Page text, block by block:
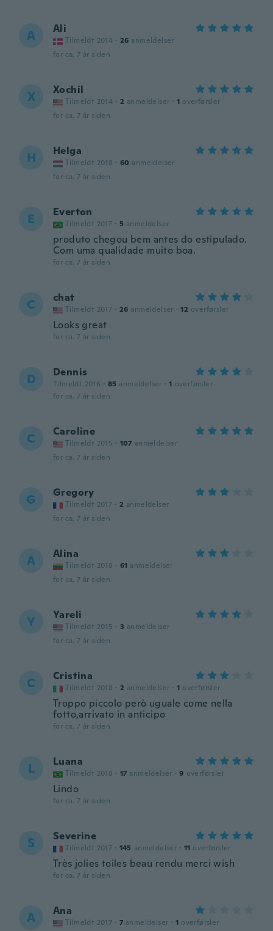
A Ali
Tilmeldt 2014 · 26 anmeldelser
for ca. 7 år siden
X Xochil
Tilmeldt 2014 · 2 anmeldelser · 1 overførsler
for ca. 7 år siden
H Helga
Tilmeldt 2018 · 60 anmeldelser
for ca. 7 år siden
E Everton
Tilmeldt 2017 · 5 anmeldelser
produto chegou bem antes do estipulado.
Com uma qualidade muito boa.
for ca. 7 år siden
C chat
Tilmeldt 2017 · 26 anmeldelser · 12 overførsler
Looks great
for ca. 7 år siden
D Dennis
Tilmeldt 2016 · 85 anmeldelser · 1 overførsler
for ca. 7 år siden
C Caroline
Tilmeldt 2015 · 107 anmeldelser
for ca. 7 år siden
G Gregory
Tilmeldt 2017 · 2 anmeldelser
for ca. 7 år siden
A Alina
Tilmeldt 2018 · 61 anmeldelser
for ca. 7 år siden
Y Yareli
Tilmeldt 2015 · 3 anmeldelser
for ca. 7 år siden
C Cristina
Tilmeldt 2018 · 2 anmeldelser · 1 overførsler
Troppo piccolo però uguale come nella
fotto,arrivato in anticipo
for ca. 7 år siden
L Luana
Tilmeldt 2018 · 17 anmeldelser · 9 overførsler
Lindo
for ca. 7 år siden
S Severine
Tilmeldt 2017 · 145 anmeldelser · 11 overførsler
Très jolies toiles beau rendu merci wish
for ca. 7 år siden
A Ana
Tilmeldt 2017 · 7 anmeldelser · 1 overførsler